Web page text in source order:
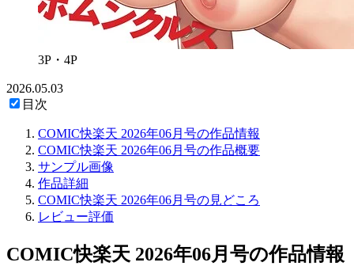
3P・4P
2026.05.03
目次
COMIC快楽天 2026年06月号の作品情報
COMIC快楽天 2026年06月号の作品概要
サンプル画像
作品詳細
COMIC快楽天 2026年06月号の見どころ
レビュー評価
COMIC快楽天 2026年06月号の作品情報